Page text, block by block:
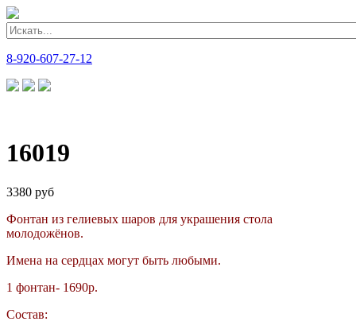
8-920-607-27-12
16019
3380 руб
Фонтан из гелиевых шаров для украшения стола
молодожёнов.
Имена на сердцах могут быть любыми.
1 фонтан- 1690р.
Состав: